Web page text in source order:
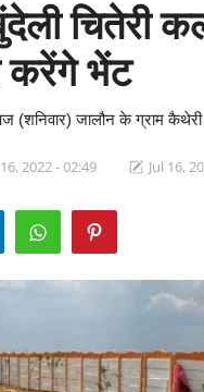
चितेरी
करेंगे भेंट
(शनिवार) जालौन के ग्राम
2022 - 02:49 Jul 16,